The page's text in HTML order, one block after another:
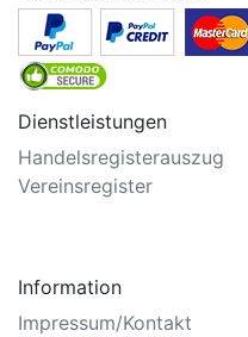
Dienstleistungen
Handelsregisterauszug
Vereinsregister
Information
Impressum/Kontakt